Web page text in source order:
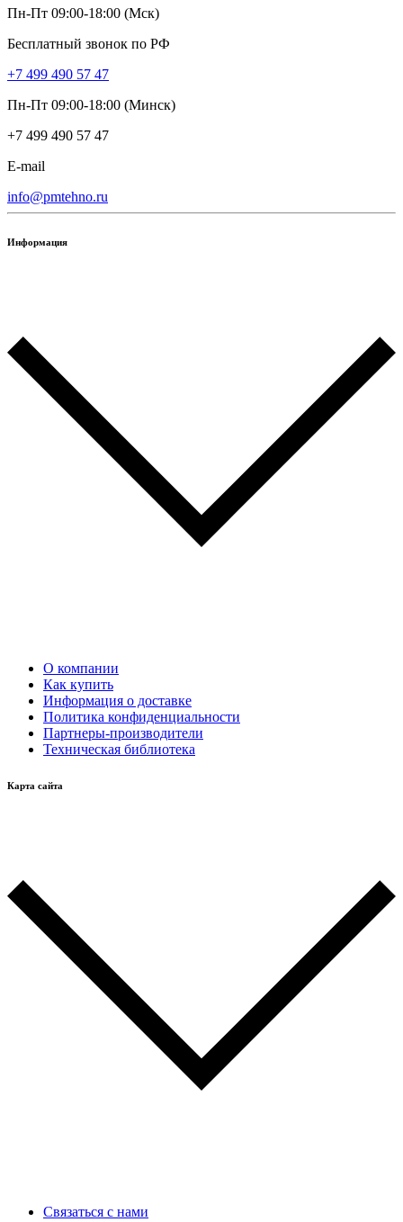
Пн-Пт 09:00-18:00 (Мск)
Бесплатный звонок по РФ
+7 499 490 57 47
Пн-Пт 09:00-18:00 (Минск)
+7 499 490 57 47
E-mail
info@pmtehno.ru
Информация
О компании
Как купить
Информация о доставке
Политика конфиденциальности
Партнеры-производители
Техническая библиотека
Карта сайта
Связаться с нами